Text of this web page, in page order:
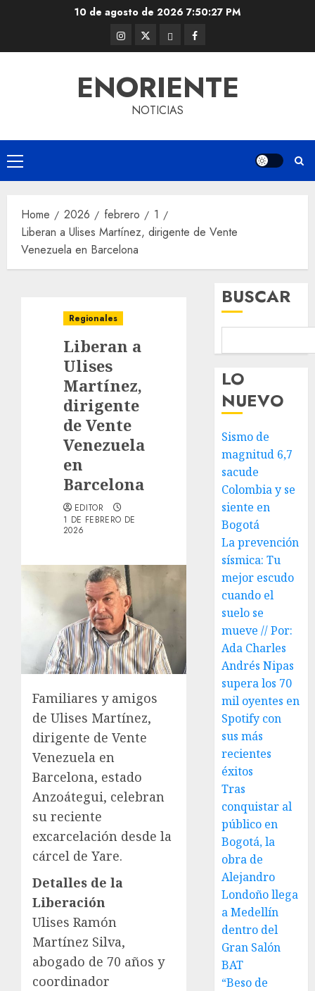
10 de agosto de 2026 7:50:27 PM
Instagram
@EnOriente
Twitter
(X)
ThreadsFacebook
ENORIENTE
NOTICIAS
Primary
Menu
Home 2026 febrero
1
Liberan a Ulises Martínez, dirigente de Vente
Venezuela en Barcelona
Regionales
Liberan a
Ulises
Martínez,
dirigente
de Vente
Venezuela
en
Barcelona
EDITOR
1 DE FEBRERO DE
2026
Familiares y amigos
de Ulises Martínez,
dirigente de Vente
Venezuela en
Barcelona, estado
Anzoátegui, celebran
su reciente
excarcelación desde la
cárcel de Yare.
Detalles de la
Liberación
Ulises Ramón
Martínez Silva,
abogado de 70 años y
coordinador
BUSCAR
LO
NUEVO
Sismo de
magnitud 6,7
sacude
Colombia y se
siente en
Bogotá
La prevención
sísmica: Tu
mejor escudo
cuando el
suelo se
mueve // Por:
Ada Charles
Andrés Nipas
supera los 70
mil oyentes en
Spotify con
sus más
recientes
éxitos
Tras
conquistar al
público en
Bogotá, la
obra de
Alejandro
Londoño llega
a Medellín
dentro del
Gran Salón
BAT
“Beso de